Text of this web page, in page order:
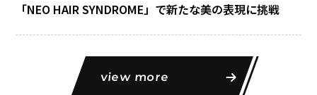
「NEO HAIR SYNDROME」で新たな美の表現に挑戦
view more